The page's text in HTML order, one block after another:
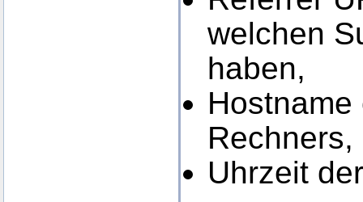
welchen
haben,
Rechners,
Uhrzeit